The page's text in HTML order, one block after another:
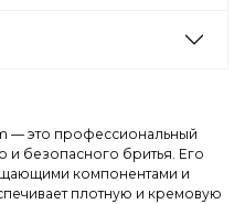
— это профессиональный
и безопасного бритья. Его
компонентами и
плотную и кремовую